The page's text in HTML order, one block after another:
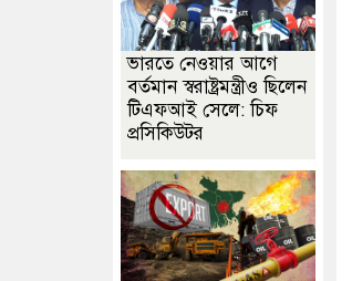
ভারতে নেওয়ার আগে
বর্তমান স্বরাষ্ট্রমন্ত্রীও ছিলেন
টিএফআই সেলে: চিফ
প্রসিকিউটর